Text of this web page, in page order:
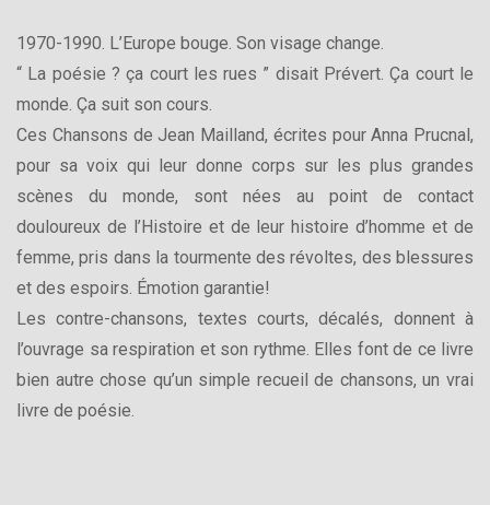
1970-1990. L’Europe bouge. Son visage change.
“ La poésie ? ça court les rues ” disait Prévert. Ça court le
monde. Ça suit son cours.
Ces Chansons de Jean Mailland, écrites pour Anna Prucnal,
pour sa voix qui leur donne corps sur les plus grandes
scènes du monde, sont nées au point de contact
douloureux de l’Histoire et de leur histoire d’homme et de
femme, pris dans la tourmente des révoltes, des blessures
et des espoirs. Émotion garantie!
Les contre-chansons, textes courts, décalés, donnent à
l’ouvrage sa respiration et son rythme. Elles font de ce livre
bien autre chose qu’un simple recueil de chansons, un vrai
livre de poésie.